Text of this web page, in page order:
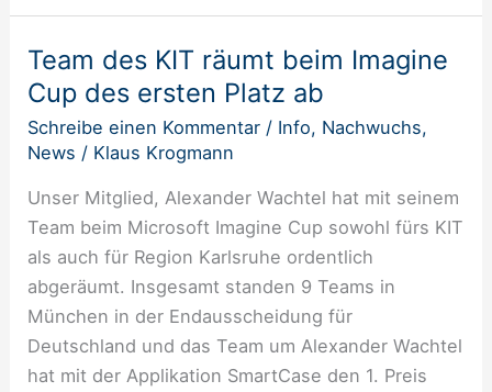
Team des KIT räumt beim Imagine
Cup des ersten Platz ab
Schreibe einen Kommentar / Info, Nachwuchs,
News / Klaus Krogmann
Unser Mitglied, Alexander Wachtel hat mit seinem
Team beim Microsoft Imagine Cup sowohl fürs KIT
als auch für Region Karlsruhe ordentlich
abgeräumt. Insgesamt standen 9 Teams in
München in der Endausscheidung für
Deutschland und das Team um Alexander Wachtel
hat mit der Applikation SmartCase den 1. Preis
Team
des
KIT
räumt
Imagine
Cup
des
ersten
Platz
ab